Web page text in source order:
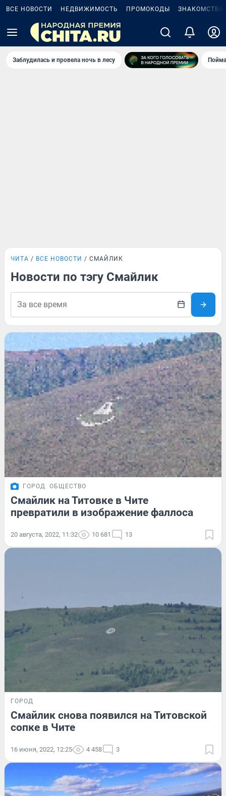
ВСЕ НОВОСТИ НЕДВИЖИМОСТЬ ПРОМОКОДЫ ЗНАКОМСТВА
Заблудилась и провела ночь в лесу
ЧИТА ВСЕ НОВОСТИ СМАЙЛИК
Новости по тэгу Смайлик
ГОРОД ОБЩЕСТВО
Смайлик на Титовке в Чите
превратили в изображение фаллоса
20 августа, 2022, 11:32 10 681 13
ГОРОД
Смайлик снова появился на Титовской
сопке в Чите
16 июня, 2022, 12:25 4 458 3